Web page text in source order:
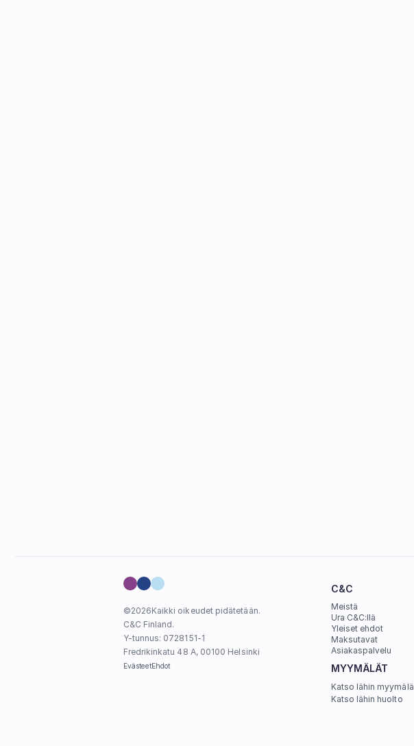
©2026Kaikki oikeudet pidätetään.
C&C Finland.
Y-tunnus: 0728151-1
Fredrikinkatu 48 A, 00100 Helsinki
EvästeetEhdot
C&C
Meistä
Ura C&C:llä
Yleiset ehdot
Maksutavat
Asiakaspalvelu
MYYMÄLÄT
Katso lähin myymälä
Katso lähin huolto